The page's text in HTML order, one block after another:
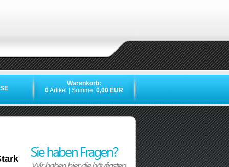
Warenkorb:
0Artikel | Summe: 0,00 EUR